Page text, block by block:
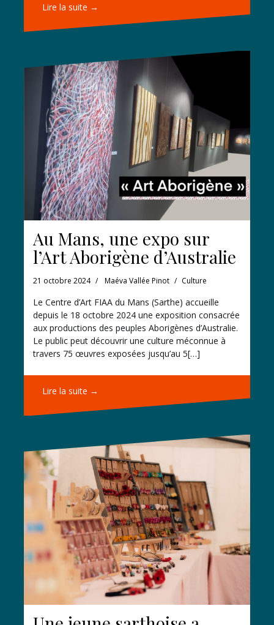
Lire la suite →
Au Mans, une expo sur
l’Art Aborigène d’Australie
21 octobre 2024 Maéva Vallée Pinot Culture
Le Centre d’Art FIAA du Mans (Sarthe) accueille
depuis le 18 octobre 2024 une exposition consacrée
aux productions des peuples Aborigènes d’Australie.
Le public peut découvrir une culture méconnue à
travers 75 œuvres exposées jusqu’au 5[…]
Lire la suite →